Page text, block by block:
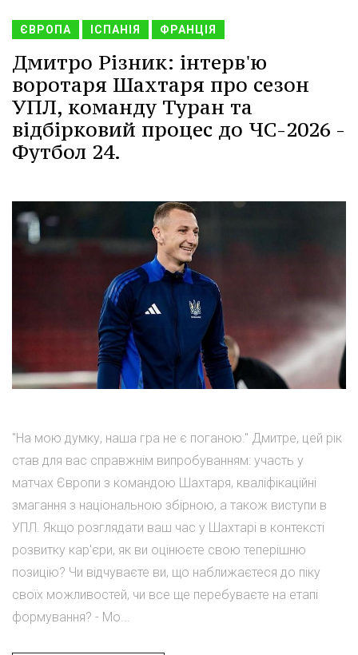
ЄВРОПА ІСПАНІЯ ФРАНЦІЯ
Дмитро Різник: інтерв'ю
воротаря Шахтаря про сезон
УПЛ, команду Туран та
відбірковий процес до ЧС-2026 -
Футбол 24.
"На мою думку, наша гра не є поганою." Дмитре, цей рік
став для вас справжнім випробуванням: участь у
матчах Європи з командою Шахтаря, кваліфікаційні
змагання з національною збірною, а також виступи в
УПЛ. Якщо розглядати ваш час у Шахтарі в контексті
розвитку кар'єри, як ви оцінюєте свою теперішню
позицію? Чи відчуваєте ви, що наближаєтеся до піку
своїх можливостей, чи все ще перебуваєте на етапі
формування? - Мо...